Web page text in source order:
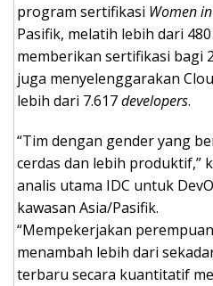
program sertifikasi Women
Pasifik, melatih lebih dari
memberikan sertifikasi bagi
juga menyelenggarakan
lebih dari 7.617developers.
“Tim dengan gender yang
cerdas dan lebih produktif,”
analis utama IDC untuk
kawasan Asia/Pasifik.
“Mempekerjakan
menambah lebih dari
terbaru secara kuantitatif